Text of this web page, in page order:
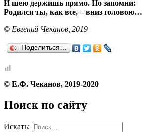
И шею держишь прямо. Но запомни:
Родился ты, как все, – вниз головою…
© Евгений Чеканов, 2019
Поделиться…
© Е.Ф. Чеканов, 2019-2020
Поиск по сайту
Искать: